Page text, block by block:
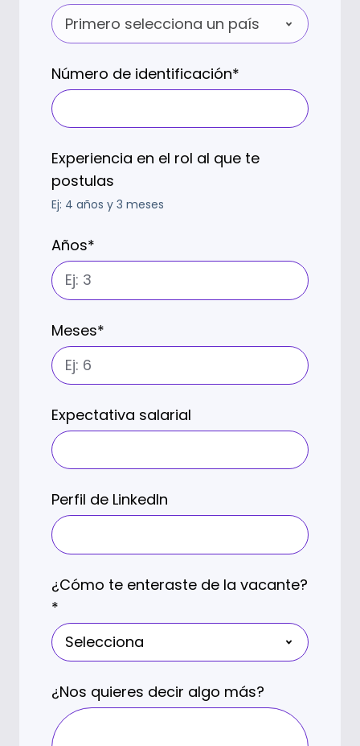
Número de identificación*
Experiencia en el rol al que te
postulas
Ej: 4 años y 3 meses
Años*
Meses*
Expectativa salarial
Perfil de LinkedIn
¿Cómo te enteraste de la vacante?
*
¿Nos quieres decir algo más?